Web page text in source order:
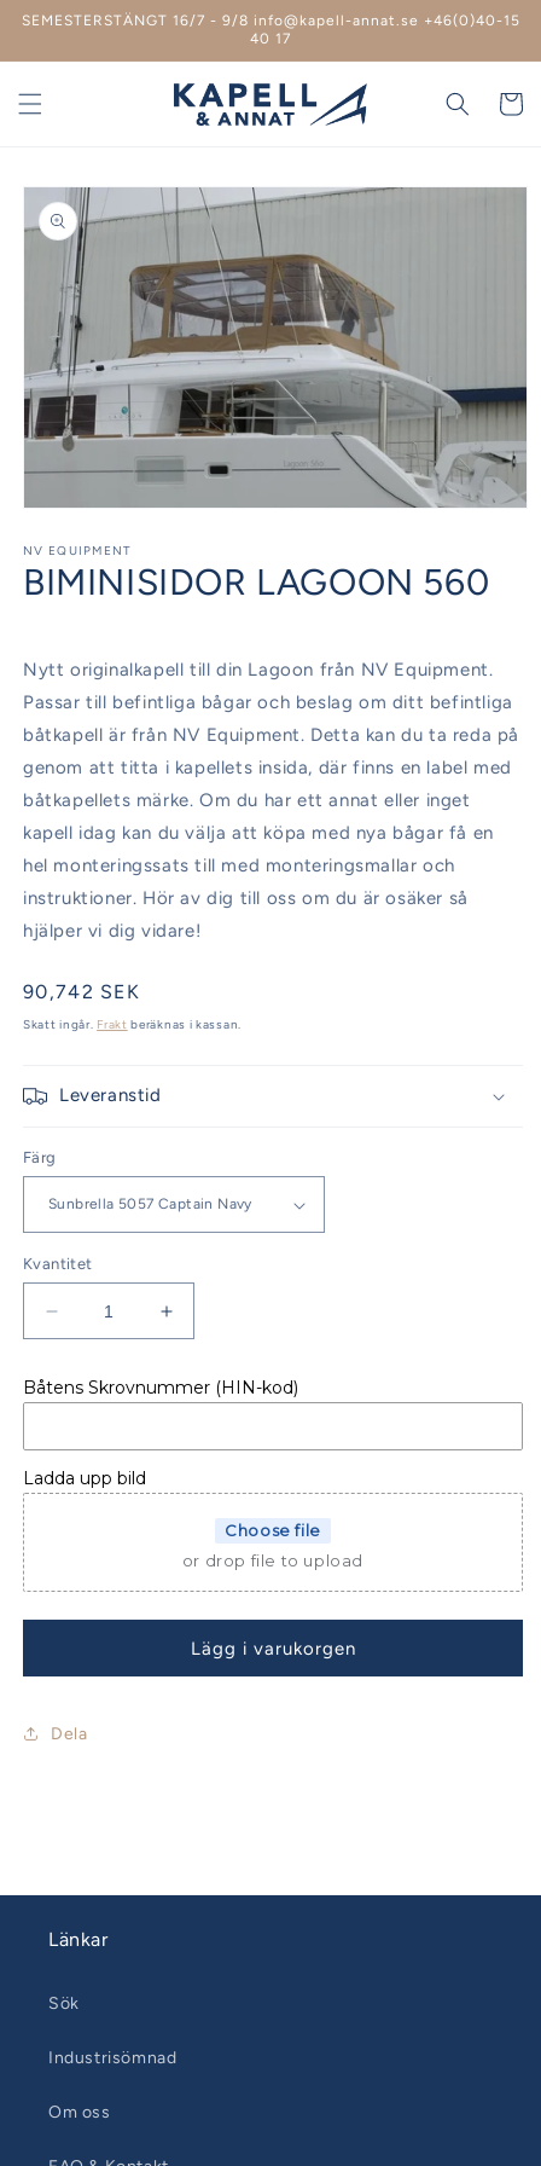
vidare
innehåll
SEMESTERSTÄNGT 16/7 - 9/8 info@kapell-annat.se +46(0)40-15
40 17
vidare till
1
i
modalfönster
NV EQUIPMENT
BIMINISIDOR LAGOON 560
Nytt originalkapell till din Lagoon från NV Equipment.
Passar till befintliga bågar och beslag om ditt befintliga
båtkapell är från NV Equipment. Detta kan du ta reda på
genom att titta i kapellets insida, där finns en label med
båtkapellets märke. Om du har ett annat eller inget
kapell idag kan du välja att köpa med nya bågar få en
hel monteringssats till med monteringsmallar och
instruktioner. Hör av dig till oss om du är osäker så
hjälper vi dig vidare!
Ordinarie
pris
90,742 SEK
Skatt ingår. Frakt beräknas i kassan.
Leveranstid
Färg
Kvantitet
Minska
kvantitet
BIMINISIDOR
560
Öka
kvantitet
BIMINISIDOR
560
Båtens Skrovnummer (HIN-kod)
Ladda upp bild
Choose file
or drop file to upload
Lägg i varukorgen
Dela
Länkar
Sök
Industrisömnad
Om oss